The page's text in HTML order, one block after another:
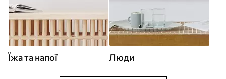
Їжа та напої Люди